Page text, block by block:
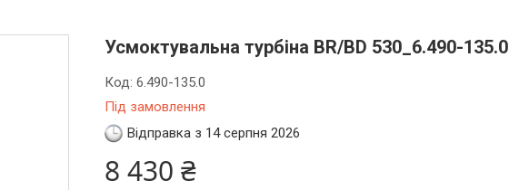
Усмоктувальна турбіна BR/BD 530_6.490-135.0
Під замовлення
Код:6.490-135.0
Відправка з 14 серпня 2026
8 430 ₴